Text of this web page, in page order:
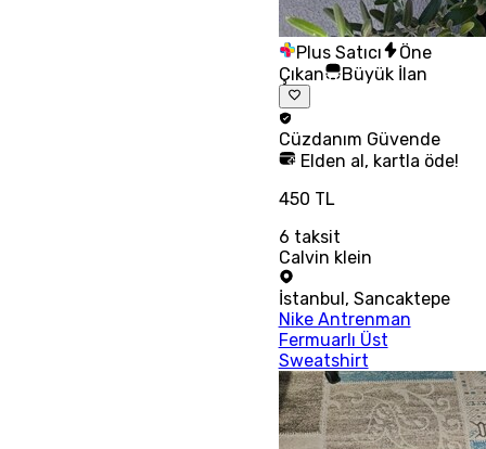
Plus Satıcı
Öne
Çıkan
Büyük İlan
Cüzdanım Güvende
Elden al, kartla öde!
450 TL
6 taksit
Calvin klein
İstanbul , Sancaktepe
Nike Antrenman
Fermuarlı Üst
Sweatshirt